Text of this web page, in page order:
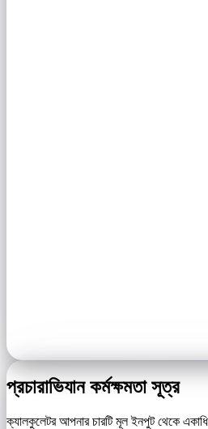
প্রচারাভিযান কর্মক্ষমতা সূত্র
ক্যালকুলেটর আপনার চারটি মূল ইনপুট থেকে